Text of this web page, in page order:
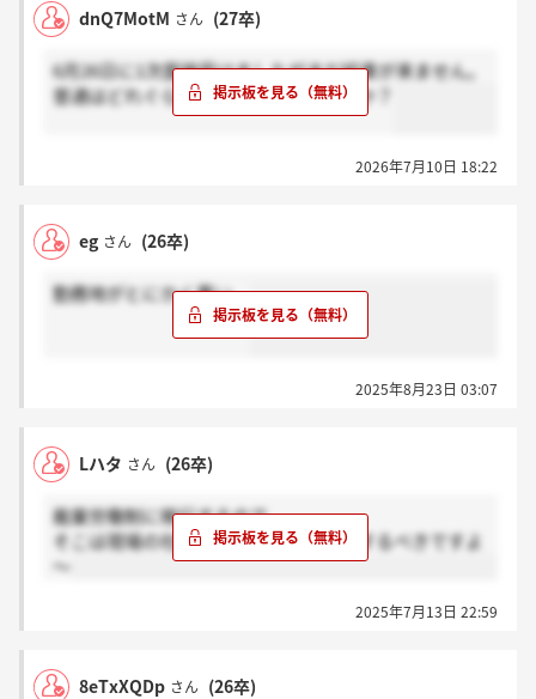
dnQ7MotM さん (27卒)
6月26日に1次面接受けましたがまだ結果が来ません。
普通はどれぐらいで結果の連絡来ますか？
2026年7月10日 18:22
eg さん (26卒)
勤務地がとにかく悪い。
2025年8月23日 03:07
Lハタ さん (26卒)
裁量労働制に移行するので
そこは現場の社員さんにしっかり確認するべきですよ
～
2025年7月13日 22:59
8eTxXQDp さん (26卒)